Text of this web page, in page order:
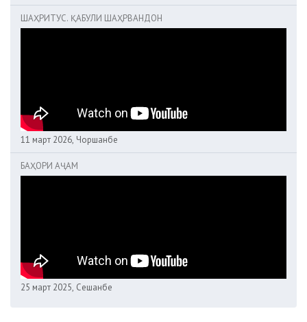
ШАҲРИТУС. ҚАБУЛИ ШАҲРВАНДОН
11 март 2026, Чоршанбе
БАҲОРИ АҶАМ
25 март 2025, Сешанбе